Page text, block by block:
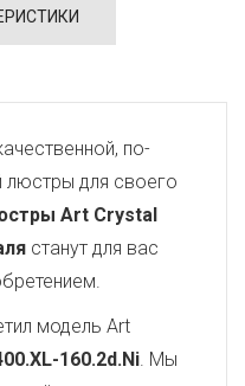
по-
для своего
Art Crystal
станут для вас
модель Art
160.2d.Ni. Мы